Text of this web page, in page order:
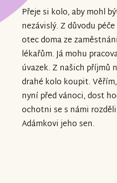
Přeje si kolo, aby mohl
nezávislý. Z důvodu
otec doma ze
lékařům. Já mohu
úvazek. Z našich příjmů
drahé kolo koupit.
nyní před vánoci, dost
ochotni se s námi
Adámkovi jeho sen.